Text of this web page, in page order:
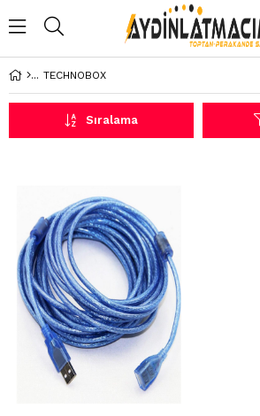
TECHNOBOX
Sıralama